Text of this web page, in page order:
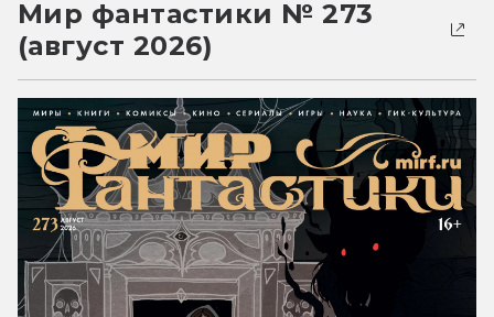
Мир фантастики № 273
(август 2026)